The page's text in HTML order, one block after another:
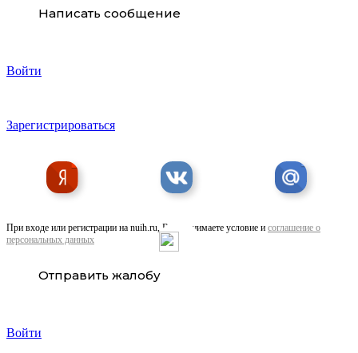
Написать сообщение
Войти
Зарегистрироваться
При входе или регистрации на nuih.ru, Вы принимаете условие и соглашение о
персональных данных
Отправить жалобу
Войти